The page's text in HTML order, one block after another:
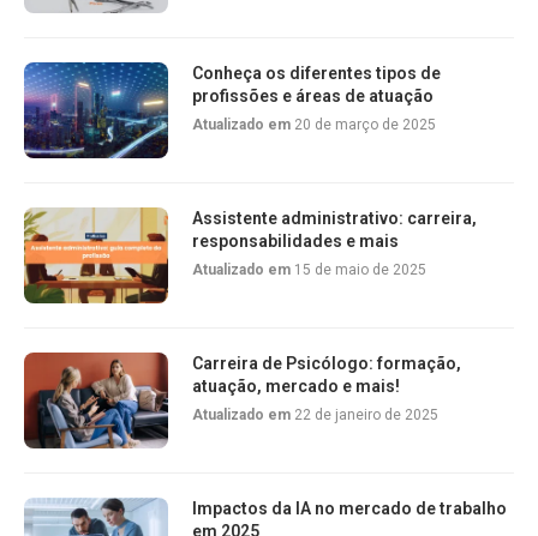
Conheça os diferentes tipos de
profissões e áreas de atuação
Atualizado em 20 de março de 2025
Assistente administrativo: carreira,
responsabilidades e mais
Atualizado em 15 de maio de 2025
Carreira de Psicólogo: formação,
atuação, mercado e mais!
Atualizado em 22 de janeiro de 2025
Impactos da IA no mercado de trabalho
em 2025